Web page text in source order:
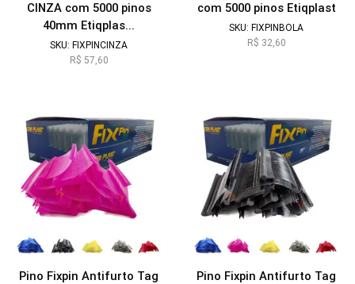
CINZA com 5000 pinos
40mm Etiqplas...
SKU: FIXPINCINZA
R$ 57,60
com 5000 pinos Etiqplast
SKU: FIXPINBOLA
R$ 32,60
Pino Fixpin Antifurto Tag
Pino Fixpin Antifurto Tag